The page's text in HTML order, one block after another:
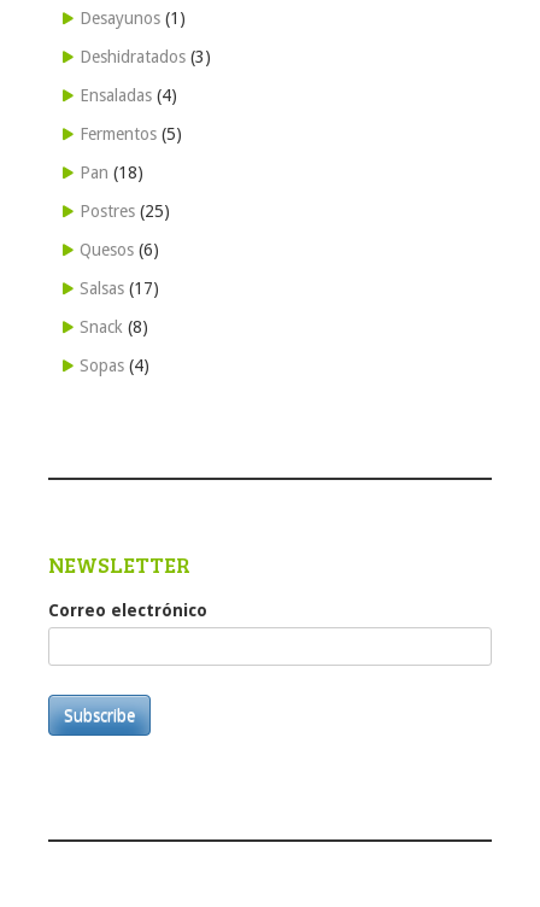
Desayunos (1)
Deshidratados (3)
Ensaladas (4)
Fermentos (5)
Pan (18)
Postres (25)
Quesos (6)
Salsas (17)
Snack (8)
Sopas (4)
NEWSLETTER
Correo electrónico
Subscribe